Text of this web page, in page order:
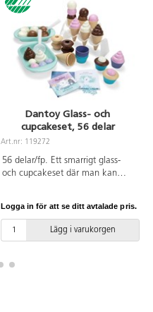
Dantoy Glass- och
cupcakeset, 56 delar
Art.nr: 119272
56 delar/fp. Ett smarrigt glass-
och cupcakeset där man kan
Barnen kan skapa en mängd
olika kombinationer. Av PP- och
Resinplast. PVC-fri. Från 2 år.
50950001.
Logga in för att se ditt avtalade pris.
Lägg i varukorgen